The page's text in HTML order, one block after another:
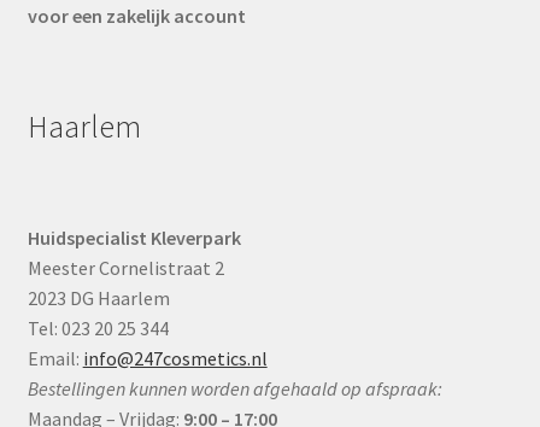
voor een zakelijk account
Haarlem
Huidspecialist Kleverpark
Meester Cornelistraat 2
2023 DG Haarlem
Tel: 023 20 25 344
Email: info@247cosmetics.nl
Bestellingen kunnen worden afgehaald op afspraak:
Maandag – Vrijdag: 9:00 – 17:00